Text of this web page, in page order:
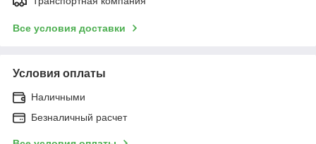
Все условия доставки
Условия оплаты
Наличными
Безналичный расчет